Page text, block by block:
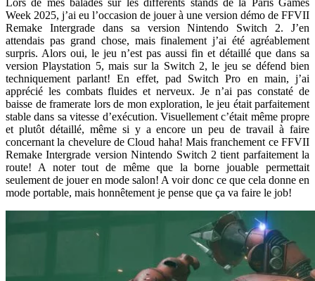
Week 2025, j’ai eu l’occasion de jouer à une version démo de FFVII
Remake Intergrade dans sa version Nintendo Switch 2. J’en
attendais pas grand chose, mais finalement j’ai été agréablement
surpris. Alors oui, le jeu n’est pas aussi fin et détaillé que dans sa
version Playstation 5, mais sur la Switch 2, le jeu se défend bien
techniquement parlant! En effet, pad Switch Pro en main, j’ai
apprécié les combats fluides et nerveux. Je n’ai pas constaté de
baisse de framerate lors de mon exploration, le jeu était parfaitement
stable dans sa vitesse d’exécution. Visuellement c’était même propre
et plutôt détaillé, même si y a encore un peu de travail à faire
concernant la chevelure de Cloud haha! Mais franchement ce FFVII
Remake Intergrade version Nintendo Switch 2 tient parfaitement la
route! A noter tout de même que la borne jouable permettait
seulement de jouer en mode salon! A voir donc ce que cela donne en
mode portable, mais honnêtement je pense que ça va faire le job!